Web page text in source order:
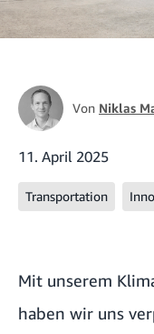
Von Niklas
11. April 2025
Transportation
Mit unserem
haben wir uns